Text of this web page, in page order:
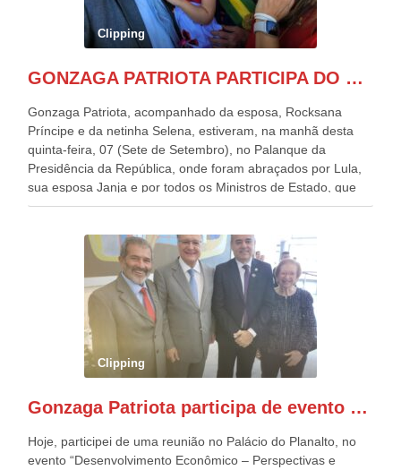
Clipping
GONZAGA PATRIOTA PARTICIPA DO DESFILE DA INDEPENDÊNCIA NO PALANQUE DA PRESIDÊNCIA DA REPÚBLICA E É ABRAÇADO POR LULA E POR GERALDO ALCKMIN.
Gonzaga Patriota, acompanhado da esposa, Rocksana
Príncipe e da netinha Selena, estiveram, na manhã desta
quinta-feira, 07 (Sete de Setembro), no Palanque da
Presidência da República, onde foram abraçados por Lula,
sua esposa Janja e por todos os Ministros de Estado, que
estavam presentes, nos Desfiles da Independência da
outros desfiles, na Esplanada dos Ministérios, disse ter sido
o deste ano, o maior e o mais organizado de todos. “Há
quatro décadas, como Patriota até no nome, participo
anualmente dos desfiles de Sete de Setembro, na
Esplanada dos Ministérios, em Brasília. Este ano, o governo
preparou espaços com cadeiras e coberturas, para 30.000
pessoas, só que o número de Patriotas Brasileiros
Independentes, dobrou na Esplanada. Eu, Lula e os
Patriota.
Clipping
Gonzaga Patriota participa de evento em prol do desenvolvimento do Nordeste
Hoje, participei de uma reunião no Palácio do Planalto, no
evento “Desenvolvimento Econômico – Perspectivas e